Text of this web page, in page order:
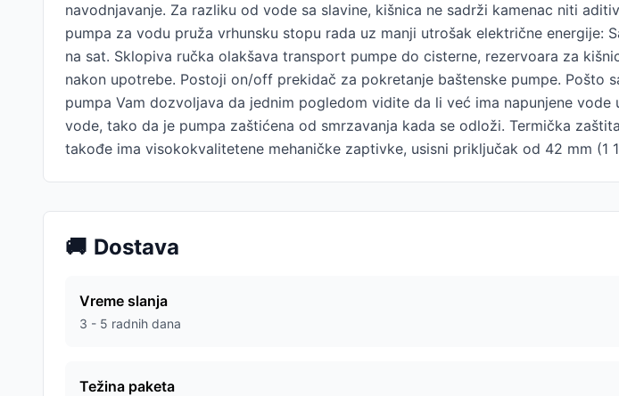
navodnjavanje. Za razliku od vode sa slavine, kišnica ne sadrži kamenac niti
pumpa za vodu pruža vrhunsku stopu rada uz manji utrošak električne
na sat. Sklopiva ručka olakšava transport pumpe do cisterne, rezervoara za
nakon upotrebe. Postoji on/off prekidač za pokretanje baštenske pumpe.
pumpa Vam dozvoljava da jednim pogledom vidite da li već ima napunjene
vode, tako da je pumpa zaštićena od smrzavanja kada se odloži. Termička
takođe ima visokokvalitetene mehaničke zaptivke, usisni priključak od 42 mm
🚚 Dostava
Vreme slanja
3 - 5 radnih dana
Težina paketa